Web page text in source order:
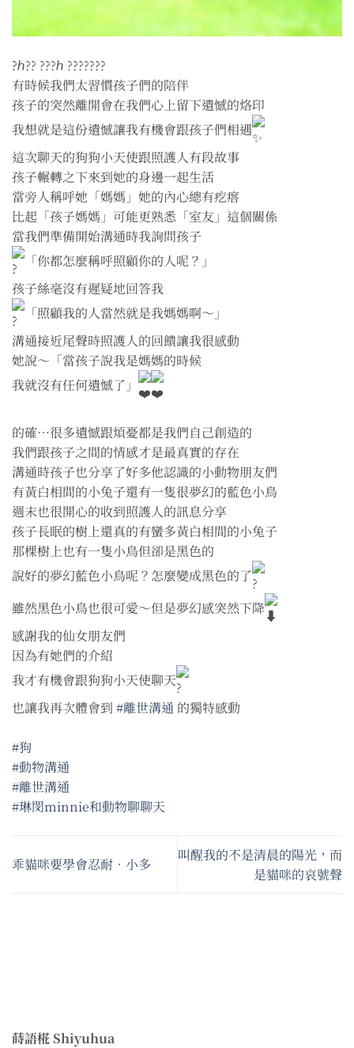
?ℎ?? ???ℎ ???????
有時候我們太習慣孩子們的陪伴
孩子的突然離開會在我們心上留下遺憾的烙印
我想就是這份遺憾讓我有機會跟孩子們相遇
這次聊天的狗狗小天使跟照護人有段故事
孩子輾轉之下來到她的身邊一起生活
當旁人稱呼她「媽媽」她的內心總有疙瘩
比起「孩子媽媽」可能更熟悉「室友」這個關係
當我們準備開始溝通時我詢問孩子
「你都怎麼稱呼照顧你的人呢？」
孩子絲毫沒有遲疑地回答我
「照顧我的人當然就是我媽媽啊～」
溝通接近尾聲時照護人的回饋讓我很感動
她說～「當孩子說我是媽媽的時候
我就沒有任何遺憾了」
的確…很多遺憾跟煩憂都是我們自己創造的
我們跟孩子之間的情感才是最真實的存在
溝通時孩子也分享了好多他認識的小動物朋友們
有黃白相間的小兔子還有一隻很夢幻的藍色小鳥
週末也很開心的收到照護人的訊息分享
孩子長眠的樹上還真的有蠻多黃白相間的小兔子
那棵樹上也有一隻小鳥但卻是黑色的
說好的夢幻藍色小鳥呢？怎麼變成黑色的了
雖然黑色小鳥也很可愛～但是夢幻感突然下降
感謝我的仙女朋友們
因為有她們的介紹
我才有機會跟狗狗小天使聊天
也讓我再次體會到 #離世溝通 的獨特感動
#狗
#動物溝通
#離世溝通
#琳閔minnie和動物聊聊天
乖貓咪要學會忍耐•小多
叫醒我的不是清晨的陽光，而
是貓咪的哀號聲
蒔語椛 Shiyuhua